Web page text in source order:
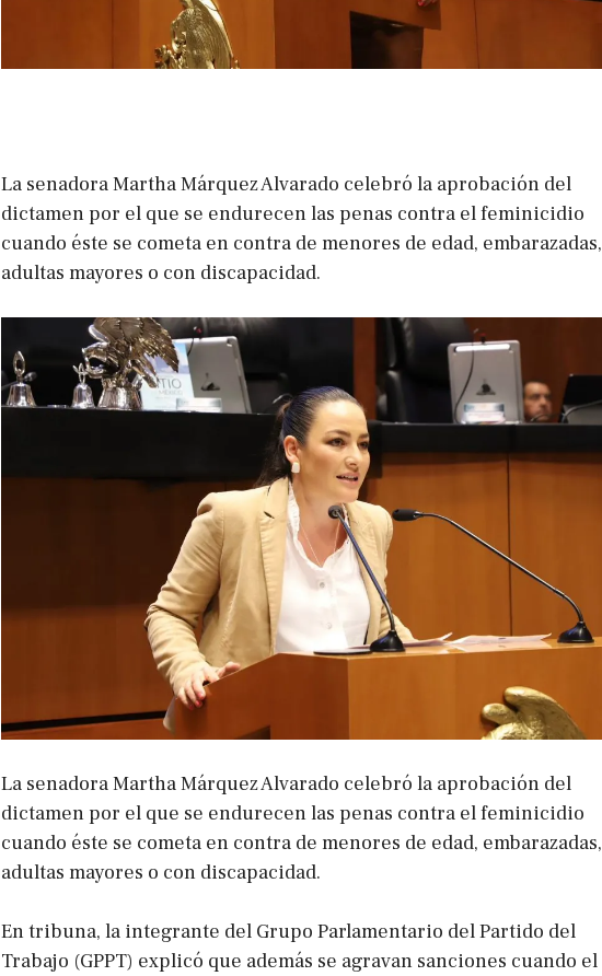
La senadora Martha Márquez Alvarado celebró la aprobación del
dictamen por el que se endurecen las penas contra el feminicidio
cuando éste se cometa en contra de menores de edad, embarazadas,
adultas mayores o con discapacidad.
La senadora Martha Márquez Alvarado celebró la aprobación del
dictamen por el que se endurecen las penas contra el feminicidio
cuando éste se cometa en contra de menores de edad, embarazadas,
adultas mayores o con discapacidad.
En tribuna, la integrante del Grupo Parlamentario del Partido del
Trabajo (GPPT) explicó que además se agravan sanciones cuando el